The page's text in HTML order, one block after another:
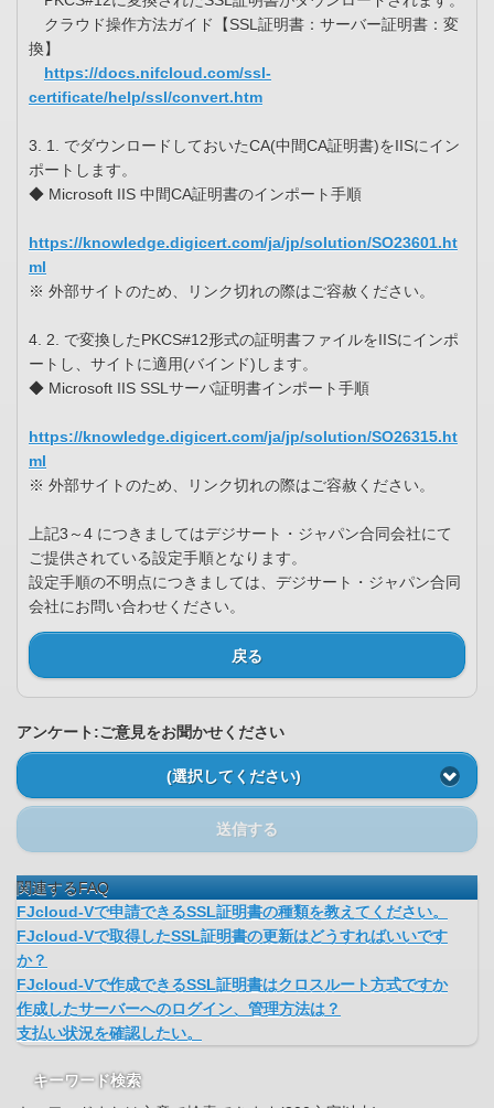
クラウド操作方法ガイド【SSL証明書：サーバー証明書：変
換】
https://docs.nifcloud.com/ssl-
certificate/help/ssl/convert.htm
3. 1. でダウンロードしておいたCA(中間CA証明書)をIISにイン
ポートします。
◆ Microsoft IIS 中間CA証明書のインポート手順
https://knowledge.digicert.com/ja/jp/solution/SO23601.ht
ml
※ 外部サイトのため、リンク切れの際はご容赦ください。
4. 2. で変換したPKCS#12形式の証明書ファイルをIISにインポ
ートし、サイトに適用(バインド)します。
◆ Microsoft IIS SSLサーバ証明書インポート手順
https://knowledge.digicert.com/ja/jp/solution/SO26315.ht
ml
※ 外部サイトのため、リンク切れの際はご容赦ください。
上記3～4 につきましてはデジサート・ジャパン合同会社にて
ご提供されている設定手順となります。
設定手順の不明点につきましては、デジサート・ジャパン合同
会社にお問い合わせください。
戻る
アンケート:ご意見をお聞かせください
(選択してください)
送信する
関連するFAQ
FJcloud-Vで申請できるSSL証明書の種類を教えてください。
FJcloud-Vで取得したSSL証明書の更新はどうすればいいです
か？
FJcloud-Vで作成できるSSL証明書はクロスルート方式ですか
作成したサーバーへのログイン、管理方法は？
支払い状況を確認したい。
キーワード検索